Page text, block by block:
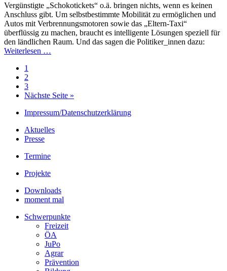
Vergünstigte „Schokotickets“ o.ä. bringen nichts, wenn es keinen
Anschluss gibt. Um selbstbestimmte Mobilität zu ermöglichen und
Autos mit Verbrennungsmotoren sowie das „Eltern-Taxi“
überflüssig zu machen, braucht es intelligente Lösungen speziell für
den ländlichen Raum. Und das sagen die Politiker_innen dazu:
Weiterlesen …
1
2
3
Nächste Seite »
Impressum/Datenschutzerklärung
Aktuelles
Presse
Termine
Projekte
Downloads
moment mal
Schwerpunkte
Freizeit
ÖA
JuPo
Agrar
Prävention